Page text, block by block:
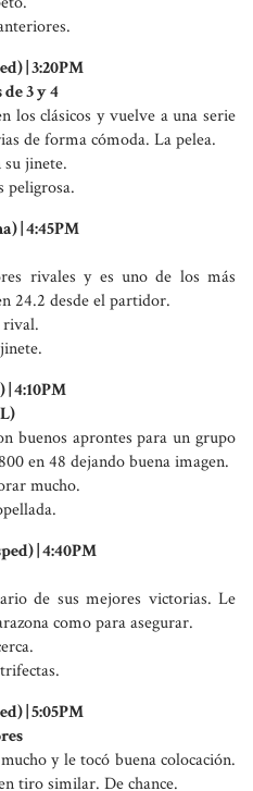
| 3:20PM
3 y 4
los clásicos y vuelve a una serie
de forma cómoda. La pelea.
jinete.
peligrosa.
| 4:45PM
rivales y es uno de los más
24.2 desde el partidor.
rival.
4:10PM
buenos aprontes para un grupo
en 48 dejando buena imagen.
mucho.
| 4:40PM
de sus mejores victorias. Le
como para asegurar.
| 5:05PM
y le tocó buena colocación.
tiro similar. De chance.